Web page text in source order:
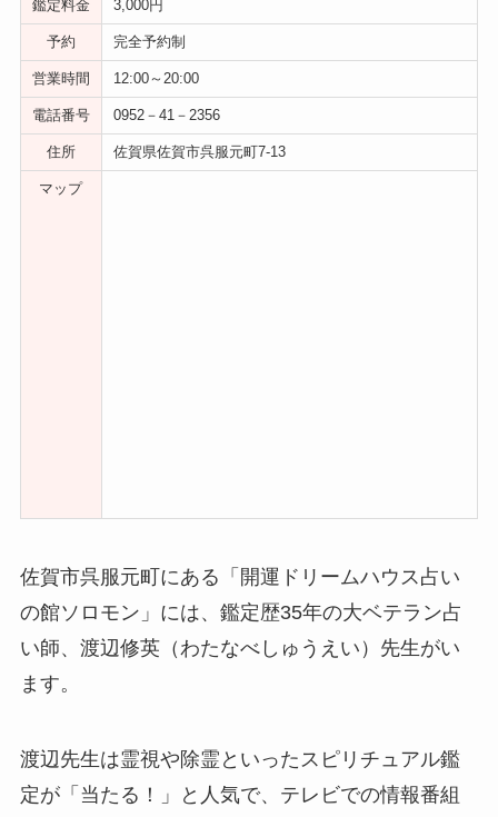
鑑定料金 3,000円
予約 完全予約制
営業時間 12:00～20:00
電話番号 0952－41－2356
住所 佐賀県佐賀市呉服元町7-13
マップ
佐賀市呉服元町にある「開運ドリームハウス占い
の館ソロモン」には、鑑定歴35年の大ベテラン占
い師、渡辺修英（わたなべしゅうえい）先生がい
ます。
渡辺先生は霊視や除霊といったスピリチュアル鑑
定が「当たる！」と人気で、テレビでの情報番組